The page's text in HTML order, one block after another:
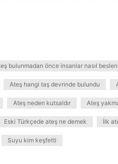
bulunmadan önce insanlar nasıl
Ateş hangi taş devrinde bulundu
Ateş neden kutsaldır Ateş
Eski Türkçede ateş ne demek İlk
Suyu kim keşfetti